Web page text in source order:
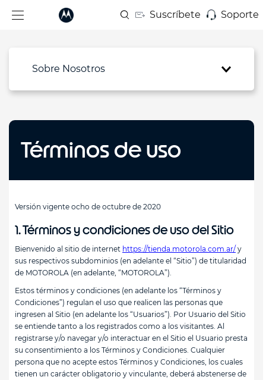
Suscríbete Soporte
Sobre Nosotros
Términos de uso
Versión vigente ocho de octubre de 2020
1. Términos y condiciones de uso del Sitio
Bienvenido al sitio de internet https://tienda.motorola.com.ar/ y
sus respectivos subdominios (en adelante el “Sitio”) de titularidad
de MOTOROLA (en adelante, “MOTOROLA”).
Estos términos y condiciones (en adelante los “Términos y
Condiciones”) regulan el uso que realicen las personas que
ingresen al Sitio (en adelante los “Usuarios”). Por Usuario del Sitio
se entiende tanto a los registrados como a los visitantes. Al
registrarse y/o navegar y/o interactuar en el Sitio el Usuario presta
su consentimiento a los Términos y Condiciones. Cualquier
persona que no acepte estos Términos y Condiciones, los cuales
tienen un carácter obligatorio y vinculante, deberá abstenerse de